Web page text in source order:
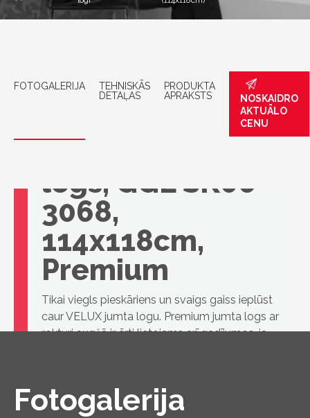
FOTOGALERIJA
TEHNISKĀS
DETAĻAS
PRODUKTA
APRAKSTS
NOSKAIDRO
AKTUĀLO
CENU
logs, GGL SK06
3068,
114x118cm,
Premium
Tikai viegls pieskāriens un svaigs gaiss ieplūst
caur VELUX jumta logu. Premium jumta logs ar
rokturi augšā ir ērti lietojams arī gadījumos, ja
Fotogalerija